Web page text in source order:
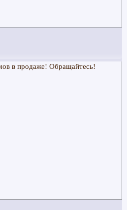
в продаже! Обращайтесь!